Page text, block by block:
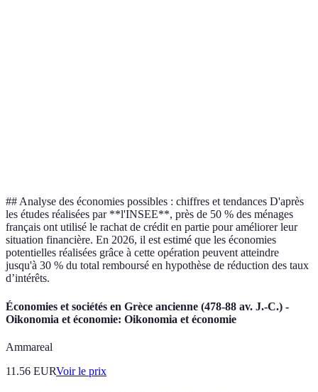
## Analyse des économies possibles : chiffres et tendances D'après
les études réalisées par **l'INSEE**, près de 50 % des ménages
français ont utilisé le rachat de crédit en partie pour améliorer leur
situation financière. En 2026, il est estimé que les économies
potentielles réalisées grâce à cette opération peuvent atteindre
jusqu'à 30 % du total remboursé en hypothèse de réduction des taux
d’intérêts.
Économies et sociétés en Grèce ancienne (478-88 av. J.-C.) -
Oikonomia et économie: Oikonomia et économie
Ammareal
11.56 EURVoir le prix